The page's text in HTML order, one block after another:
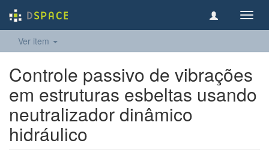
Ver item
Controle passivo de vibrações
em estruturas esbeltas usando
neutralizador dinâmico
hidráulico